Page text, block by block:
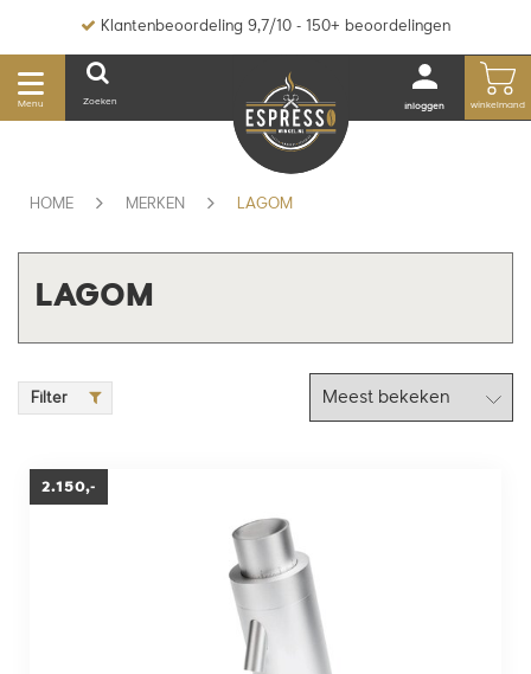
Klantenbeoordeling 9,7/10 - 150+ beoordelingen
Menu Zoeken inloggen winkelmand
HOME MERKEN LAGOM
LAGOM
Filter
2.150,-